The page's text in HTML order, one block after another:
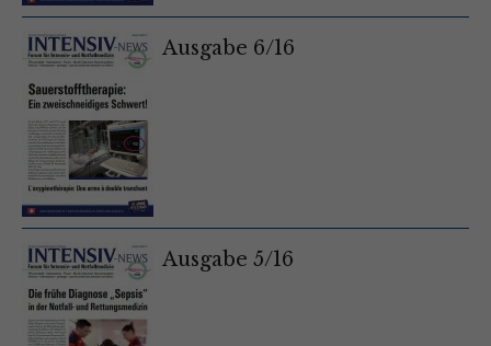
Ausgabe 6/16
Ausgabe 5/16